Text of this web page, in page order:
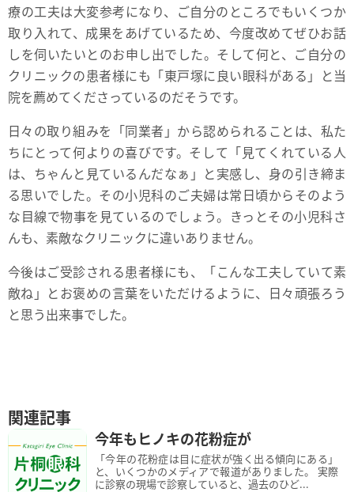
療の工夫は大変参考になり、ご自分のところでもいくつか
取り入れて、成果をあげているため、今度改めてぜひお話
しを伺いたいとのお申し出でした。そして何と、ご自分の
クリニックの患者様にも「東戸塚に良い眼科がある」と当
院を薦めてくださっているのだそうです。
日々の取り組みを「同業者」から認められることは、私た
ちにとって何よりの喜びです。そして「見てくれている人
は、ちゃんと見ているんだなぁ」と実感し、身の引き締ま
る思いでした。その小児科のご夫婦は常日頃からそのよう
な目線で物事を見ているのでしょう。きっとその小児科さ
んも、素敵なクリニックに違いありません。
今後はご受診される患者様にも、「こんな工夫していて素
敵ね」とお褒めの言葉をいただけるように、日々頑張ろう
と思う出来事でした。
関連記事
今年もヒノキの花粉症が
「今年の花粉症は目に症状が強く出る傾向にある」
と、いくつかのメディアで報道がありました。 実際
に診察の現場で診察していると、過去のひど...